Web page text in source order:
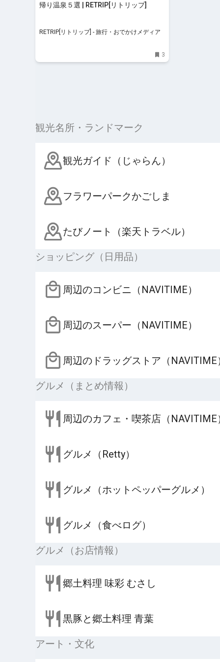
帰り温泉５選 | RETRIP[リトリップ]
RETRIP[リトリップ] - 旅行・おでかけメディア
3
観光名所・ランドマーク
観光ガイド（じゃらん）
フラワーパークかごしま
たびノート（楽天トラベル）
ショッピング（日用品）
周辺のコンビニ（NAVITIME）
周辺のスーパー（NAVITIME）
周辺のドラッグストア（NAVITIME
グルメ（まとめ情報）
周辺のカフェ・喫茶店（NAVITIME
グルメ（Retty）
グルメ（ホットペッパーグルメ）
グルメ（食べログ）
グルメ（お店情報）
郷土料理 味彩 むさし
黒豚と郷土料理 青葉
アート・文化